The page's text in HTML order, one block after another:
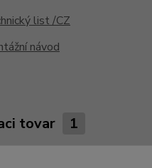
list /CZ
návod
tovar 1